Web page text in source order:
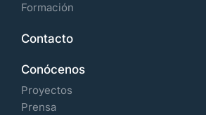
Formación
Contacto
Conócenos
Proyectos
Prensa